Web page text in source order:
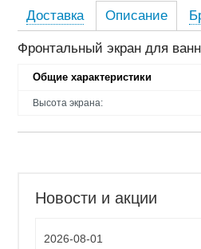
Доставка Описание
Фронтальный экран для
Общие характеристики
Высота экрана:
Новости и акции
2026-08-01